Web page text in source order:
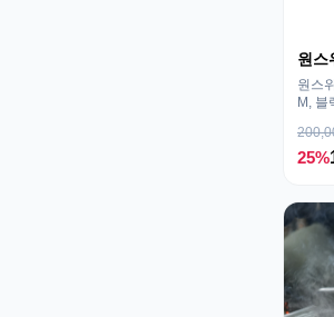
원스
원스
M, 블
25%